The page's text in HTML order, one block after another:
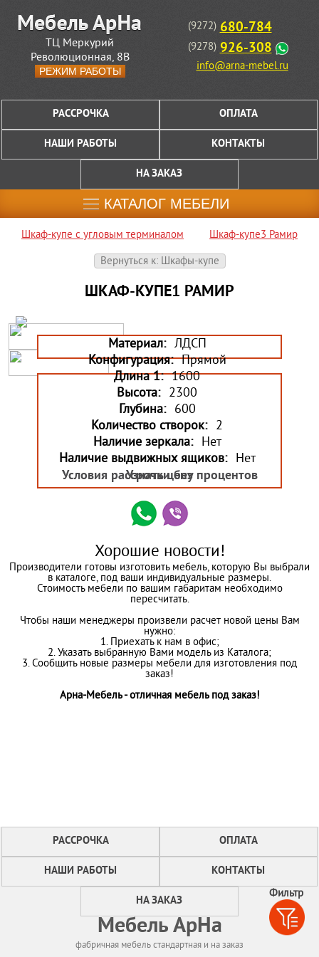
Фильтр
ТЦ Меркурий
Революционная, 8В
РЕЖИМ РАБОТЫ
(9272) 680-784
(9278) 926-308
info@arna-mebel.ru
РАССРОЧКА ОПЛАТА
НАШИ РАБОТЫ КОНТАКТЫ
НА ЗАКАЗ
КАТАЛОГ МЕБЕЛИ
Шкаф-купе с угловым терминалом
Шкаф-купе3 Рамир
Вернуться к: Шкафы-купе
ШКАФ-КУПЕ1 РАМИР
Материал: ЛДСП
Конфигурация: Прямой
Длина 1: 1600
Высота: 2300
Глубина: 600
Количество створок: 2
Наличие зеркала: Нет
Наличие выдвижных ящиков: Нет
Узнать цену
Условия рассрочки без процентов
Хорошие новости!
Производители готовы изготовить мебель, которую Вы выбрали
в каталоге, под ваши индивидуальные размеры.
Стоимость мебели по вашим габаритам необходимо
пересчитать.
Чтобы наши менеджеры произвели расчет новой цены Вам
нужно:
1. Приехать к нам в офис;
2. Указать выбранную Вами модель из Каталога;
3. Сообщить новые размеры мебели для изготовления под
заказ!
Арна-Мебель - отличная мебель под заказ!
РАССРОЧКА ОПЛАТА
НАШИ РАБОТЫ КОНТАКТЫ
НА ЗАКАЗ
Мебель АрНа
фабричная мебель стандартная и на заказ